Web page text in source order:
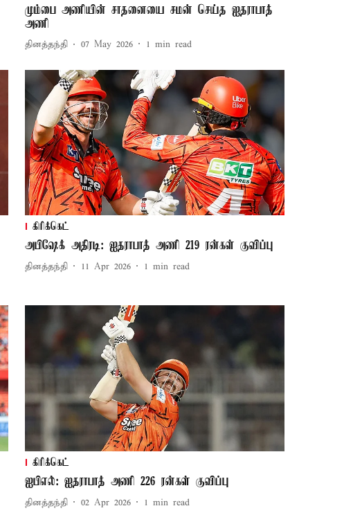
மும்பை அணியின் சாதனையை சமன் செய்த ஐதராபாத்
அணி
தினத்தந்தி 07 May 2026 1 min read
கிரிக்கெட்
அபிஷேக் அதிரடி: ஐதராபாத் அணி 219 ரன்கள் குவிப்பு
தினத்தந்தி 11 Apr 2026 1 min read
கிரிக்கெட்
ஐபிஎல்: ஐதராபாத் அணி 226 ரன்கள் குவிப்பு
தினத்தந்தி 02 Apr 2026 1 min read